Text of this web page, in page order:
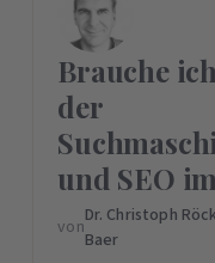
Brauche
der
und SEO
von
Dr. Christoph
Baer